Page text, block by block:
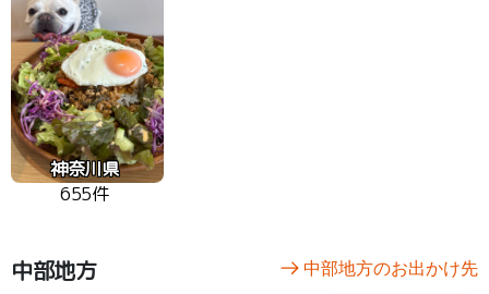
神奈川県
655件
中部地方 中部地方のお出かけ先